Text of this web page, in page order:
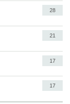
28
21
17
17